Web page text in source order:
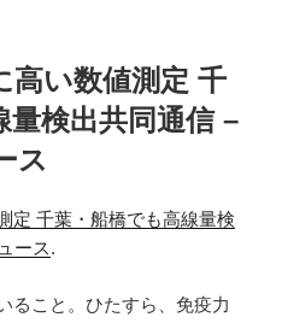
高い数値測定 千
検出共同通信 –
ス
定 千葉・船橋でも高線量検
ース.
ること。ひたすら、免疫力